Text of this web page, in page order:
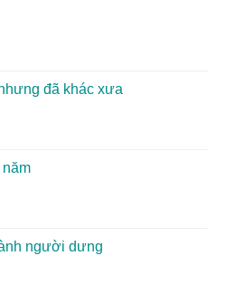
đã khác xưa
năm
người dưng